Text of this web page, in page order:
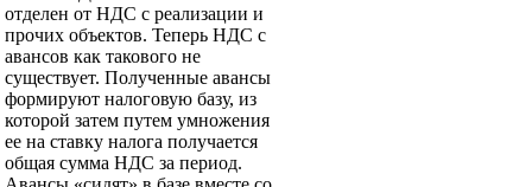
отделен от НДС с реализации и
прочих объектов. Теперь НДС с
авансов как такового не
существует. Полученные авансы
формируют налоговую базу, из
которой затем путем умножения
ее на ставку налога получается
общая сумма НДС за период.